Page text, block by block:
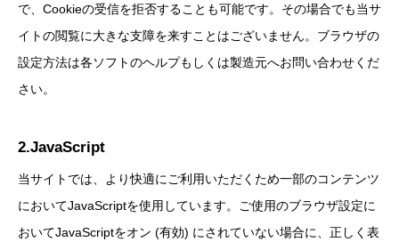
で、Cookieの受信を拒否することも可能です。その場合でも当サ
イトの閲覧に大きな支障を来すことはございません。ブラウザの
設定方法は各ソフトのヘルプもしくは製造元へお問い合わせくだ
さい。
2.JavaScript
当サイトでは、より快適にご利用いただくため一部のコンテンツ
においてJavaScriptを使用しています。ご使用のブラウザ設定に
おいてJavaScriptをオン (有効) にされていない場合に、正しく表